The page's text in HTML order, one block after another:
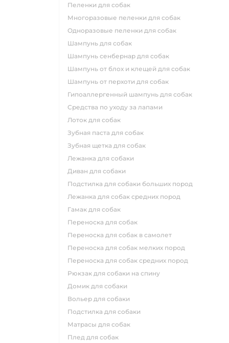
пеленки для собак
многоразовые пеленки для собак
одноразовые пеленки для собак
шампунь для собак
шампунь сенбернар для собак
шампунь от блох и клещей для собак
шампунь от перхоти для собак
гипоаллергенный шампунь для собак
средства по уходу за лапами
лоток для собак
зубная паста для собак
зубная щетка для собак
лежанка для собаки
диван для собаки
подстилка для собаки больших пород
лежанка для собак средних пород
гамак для собак
переноска для собак
переноска для собак в самолет
переноска для собак мелких пород
переноска для собак средних пород
рюкзак для собаки на спину
домик для собаки
вольер для собаки
подстилка для собаки
матрасы для собак
плед для собак